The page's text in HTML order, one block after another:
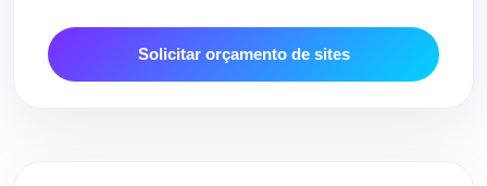
Solicitar orçamento de sites